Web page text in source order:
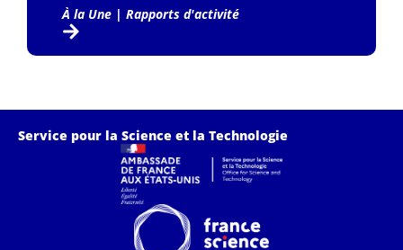
À la Une| Rapports d'activité
Service pour la Science et la Technologie